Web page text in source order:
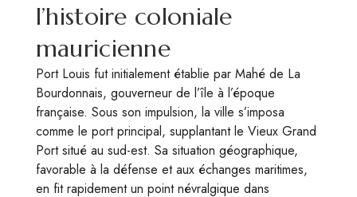
l’histoire coloniale
mauricienne
Port Louis fut initialement établie par Mahé de La
Bourdonnais, gouverneur de l’île à l’époque
française. Sous son impulsion, la ville s’imposa
comme le port principal, supplantant le Vieux Grand
Port situé au sud-est. Sa situation géographique,
favorable à la défense et aux échanges maritimes,
en fit rapidement un point névralgique dans